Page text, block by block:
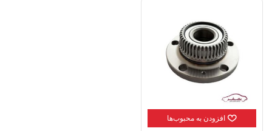
افزودن به محبوب‌ها